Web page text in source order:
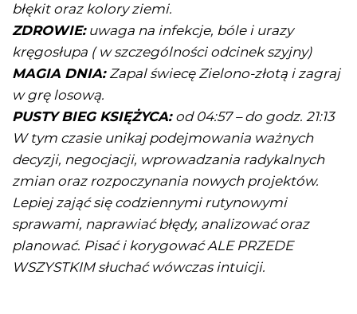
błękit oraz kolory ziemi.
ZDROWIE:uwaga na infekcje, bóle i urazy
kręgosłupa ( w szczególności odcinek szyjny)
MAGIA DNIA:Zapal świecę Zielono-złotą i zagraj
w grę losową.
PUSTY BIEG KSIĘŻYCA: od 04:57 – do godz. 21:13
W tym czasie unikaj podejmowania ważnych
decyzji, negocjacji, wprowadzania radykalnych
zmian oraz rozpoczynania nowych projektów.
Lepiej zająć się codziennymi rutynowymi
sprawami, naprawiać błędy, analizować oraz
planować. Pisać i korygować ALE PRZEDE
WSZYSTKIM słuchać wówczas intuicji.